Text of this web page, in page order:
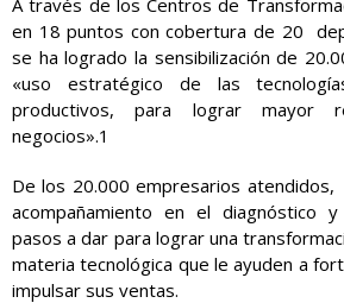
en 18 puntos con cobertura de 20
se ha logrado la sensibilización de
«uso estratégico de las
productivos, para lograr mayor
negocios».1
De los 20.000 empresarios
acompañamiento en el diagnóstico
pasos a dar para lograr una
materia tecnológica que le ayuden a
impulsar sus ventas.